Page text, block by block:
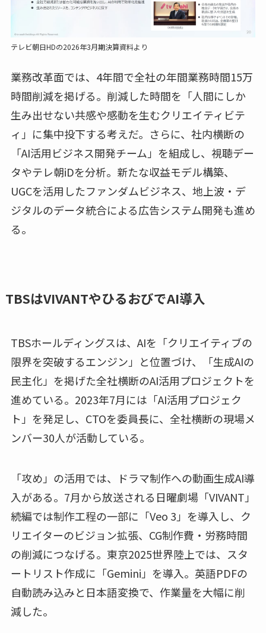
テレビ朝日HDの2026年3月期決算資料より
業務改革面では、4年間で全社の年間業務時間15万
時間削減を掲げる。削減した時間を「人間にしか
生み出せない共感や感動を生むクリエイティビテ
ィ」に集中投下する考えだ。さらに、社内横断の
「AI活用ビジネス開発チーム」を組成し、視聴デー
タやテレ朝iDを分析。新たな収益モデル構築、
UGCを活用したファンダムビジネス、地上波・デ
ジタルのデータ統合による広告システム開発も進め
る。
TBSはVIVANTやひるおびでAI導入
TBSホールディングスは、AIを「クリエイティブの
限界を突破するエンジン」と位置づけ、「生成AIの
民主化」を掲げた全社横断のAI活用プロジェクトを
進めている。2023年7月には「AI活用プロジェク
ト」を発足し、CTOを委員長に、全社横断の現場メ
ンバー30人が活動している。
「攻め」の活用では、ドラマ制作への動画生成AI導
入がある。7月から放送される日曜劇場「VIVANT」
続編では制作工程の一部に「Veo 3」を導入し、ク
リエイターのビジョン拡張、CG制作費・労務時間
の削減につなげる。東京2025世界陸上では、スタ
ートリスト作成に「Gemini」を導入。英語PDFの
自動読み込みと日本語変換で、作業量を大幅に削
減した。